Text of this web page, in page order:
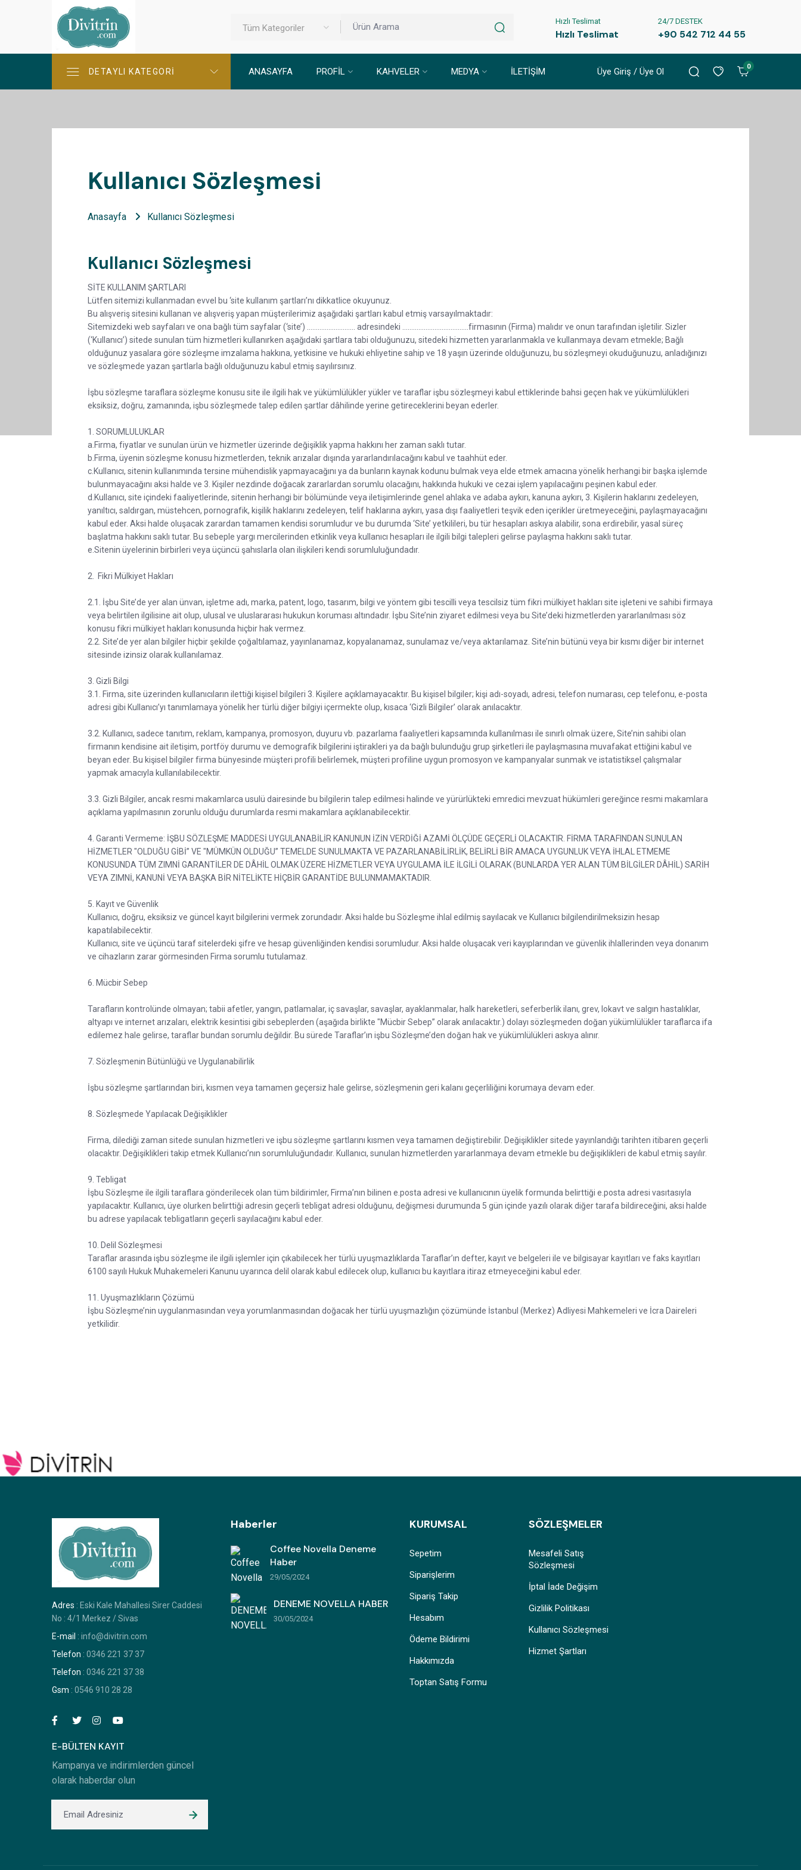
Hızlı Teslimat
Hızlı Teslimat
24/7 DESTEK
+90 542 712 44 55
Tüm Kategoriler
Üye Giriş / Üye Ol 0
DETAYLI KATEGORİ ANASAYFA PROFIL KAHVELER MEDYA İLETİŞİM
Kullanıcı Sözleşmesi
Anasayfa Kullanıcı Sözleşmesi
Kullanıcı Sözleşmesi
SİTE KULLANIM ŞARTLARI
Lütfen sitemizi kullanmadan evvel bu ‘site kullanım şartları’nı dikkatlice okuyunuz.
Bu alışveriş sitesini kullanan ve alışveriş yapan müşterilerimiz aşağıdaki şartları kabul etmiş varsayılmaktadır:
Sitemizdeki web sayfaları ve ona bağlı tüm sayfalar (‘site’) ……………………… adresindeki ……………………………….firmasının (Firma) malıdır ve onun tarafından işletilir. Sizler
(‘Kullanıcı’) sitede sunulan tüm hizmetleri kullanırken aşağıdaki şartlara tabi olduğunuzu, sitedeki hizmetten yararlanmakla ve kullanmaya devam etmekle; Bağlı
olduğunuz yasalara göre sözleşme imzalama hakkına, yetkisine ve hukuki ehliyetine sahip ve 18 yaşın üzerinde olduğunuzu, bu sözleşmeyi okuduğunuzu, anladığınızı
ve sözleşmede yazan şartlarla bağlı olduğunuzu kabul etmiş sayılırsınız.
İşbu sözleşme taraflara sözleşme konusu site ile ilgili hak ve yükümlülükler yükler ve taraflar işbu sözleşmeyi kabul ettiklerinde bahsi geçen hak ve yükümlülükleri
eksiksiz, doğru, zamanında, işbu sözleşmede talep edilen şartlar dâhilinde yerine getireceklerini beyan ederler.
1. SORUMLULUKLAR
a.Firma, fiyatlar ve sunulan ürün ve hizmetler üzerinde değişiklik yapma hakkını her zaman saklı tutar.
b.Firma, üyenin sözleşme konusu hizmetlerden, teknik arızalar dışında yararlandırılacağını kabul ve taahhüt eder.
c.Kullanıcı, sitenin kullanımında tersine mühendislik yapmayacağını ya da bunların kaynak kodunu bulmak veya elde etmek amacına yönelik herhangi bir başka işlemde
bulunmayacağını aksi halde ve 3. Kişiler nezdinde doğacak zararlardan sorumlu olacağını, hakkında hukuki ve cezai işlem yapılacağını peşinen kabul eder.
d.Kullanıcı, site içindeki faaliyetlerinde, sitenin herhangi bir bölümünde veya iletişimlerinde genel ahlaka ve adaba aykırı, kanuna aykırı, 3. Kişilerin haklarını zedeleyen,
yanıltıcı, saldırgan, müstehcen, pornografik, kişilik haklarını zedeleyen, telif haklarına aykırı, yasa dışı faaliyetleri teşvik eden içerikler üretmeyeceğini, paylaşmayacağını
kabul eder. Aksi halde oluşacak zarardan tamamen kendisi sorumludur ve bu durumda ‘Site’ yetkilileri, bu tür hesapları askıya alabilir, sona erdirebilir, yasal süreç
başlatma hakkını saklı tutar. Bu sebeple yargı mercilerinden etkinlik veya kullanıcı hesapları ile ilgili bilgi talepleri gelirse paylaşma hakkını saklı tutar.
e.Sitenin üyelerinin birbirleri veya üçüncü şahıslarla olan ilişkileri kendi sorumluluğundadır.
2. Fikri Mülkiyet Hakları
2.1. İşbu Site’de yer alan ünvan, işletme adı, marka, patent, logo, tasarım, bilgi ve yöntem gibi tescilli veya tescilsiz tüm fikri mülkiyet hakları site işleteni ve sahibi firmaya
veya belirtilen ilgilisine ait olup, ulusal ve uluslararası hukukun koruması altındadır. İşbu Site’nin ziyaret edilmesi veya bu Site’deki hizmetlerden yararlanılması söz
konusu fikri mülkiyet hakları konusunda hiçbir hak vermez.
2.2. Site’de yer alan bilgiler hiçbir şekilde çoğaltılamaz, yayınlanamaz, kopyalanamaz, sunulamaz ve/veya aktarılamaz. Site’nin bütünü veya bir kısmı diğer bir internet
sitesinde izinsiz olarak kullanılamaz.
3. Gizli Bilgi
3.1. Firma, site üzerinden kullanıcıların ilettiği kişisel bilgileri 3. Kişilere açıklamayacaktır. Bu kişisel bilgiler; kişi adı-soyadı, adresi, telefon numarası, cep telefonu, e-posta
adresi gibi Kullanıcı’yı tanımlamaya yönelik her türlü diğer bilgiyi içermekte olup, kısaca ‘Gizli Bilgiler’ olarak anılacaktır.
3.2. Kullanıcı, sadece tanıtım, reklam, kampanya, promosyon, duyuru vb. pazarlama faaliyetleri kapsamında kullanılması ile sınırlı olmak üzere, Site’nin sahibi olan
firmanın kendisine ait iletişim, portföy durumu ve demografik bilgilerini iştirakleri ya da bağlı bulunduğu grup şirketleri ile paylaşmasına muvafakat ettiğini kabul ve
beyan eder. Bu kişisel bilgiler firma bünyesinde müşteri profili belirlemek, müşteri profiline uygun promosyon ve kampanyalar sunmak ve istatistiksel çalışmalar
yapmak amacıyla kullanılabilecektir.
3.3. Gizli Bilgiler, ancak resmi makamlarca usulü dairesinde bu bilgilerin talep edilmesi halinde ve yürürlükteki emredici mevzuat hükümleri gereğince resmi makamlara
açıklama yapılmasının zorunlu olduğu durumlarda resmi makamlara açıklanabilecektir.
4. Garanti Vermeme: İŞBU SÖZLEŞME MADDESİ UYGULANABİLİR KANUNUN İZİN VERDİĞİ AZAMİ ÖLÇÜDE GEÇERLİ OLACAKTIR. FİRMA TARAFINDAN SUNULAN
HİZMETLER "OLDUĞU GİBİ” VE "MÜMKÜN OLDUĞU” TEMELDE SUNULMAKTA VE PAZARLANABİLİRLİK, BELİRLİ BİR AMACA UYGUNLUK VEYA İHLAL ETMEME
KONUSUNDA TÜM ZIMNİ GARANTİLER DE DÂHİL OLMAK ÜZERE HİZMETLER VEYA UYGULAMA İLE İLGİLİ OLARAK (BUNLARDA YER ALAN TÜM BİLGİLER DÂHİL) SARİH
VEYA ZIMNİ, KANUNİ VEYA BAŞKA BİR NİTELİKTE HİÇBİR GARANTİDE BULUNMAMAKTADIR.
5. Kayıt ve Güvenlik
Kullanıcı, doğru, eksiksiz ve güncel kayıt bilgilerini vermek zorundadır. Aksi halde bu Sözleşme ihlal edilmiş sayılacak ve Kullanıcı bilgilendirilmeksizin hesap
kapatılabilecektir.
Kullanıcı, site ve üçüncü taraf sitelerdeki şifre ve hesap güvenliğinden kendisi sorumludur. Aksi halde oluşacak veri kayıplarından ve güvenlik ihlallerinden veya donanım
ve cihazların zarar görmesinden Firma sorumlu tutulamaz.
6. Mücbir Sebep
Tarafların kontrolünde olmayan; tabii afetler, yangın, patlamalar, iç savaşlar, savaşlar, ayaklanmalar, halk hareketleri, seferberlik ilanı, grev, lokavt ve salgın hastalıklar,
altyapı ve internet arızaları, elektrik kesintisi gibi sebeplerden (aşağıda birlikte "Mücbir Sebep” olarak anılacaktır.) dolayı sözleşmeden doğan yükümlülükler taraflarca ifa
edilemez hale gelirse, taraflar bundan sorumlu değildir. Bu sürede Taraflar’ın işbu Sözleşme’den doğan hak ve yükümlülükleri askıya alınır.
7. Sözleşmenin Bütünlüğü ve Uygulanabilirlik
İşbu sözleşme şartlarından biri, kısmen veya tamamen geçersiz hale gelirse, sözleşmenin geri kalanı geçerliliğini korumaya devam eder.
8. Sözleşmede Yapılacak Değişiklikler
Firma, dilediği zaman sitede sunulan hizmetleri ve işbu sözleşme şartlarını kısmen veya tamamen değiştirebilir. Değişiklikler sitede yayınlandığı tarihten itibaren geçerli
olacaktır. Değişiklikleri takip etmek Kullanıcı’nın sorumluluğundadır. Kullanıcı, sunulan hizmetlerden yararlanmaya devam etmekle bu değişiklikleri de kabul etmiş sayılır.
9. Tebligat
İşbu Sözleşme ile ilgili taraflara gönderilecek olan tüm bildirimler, Firma’nın bilinen e.posta adresi ve kullanıcının üyelik formunda belirttiği e.posta adresi vasıtasıyla
yapılacaktır. Kullanıcı, üye olurken belirttiği adresin geçerli tebligat adresi olduğunu, değişmesi durumunda 5 gün içinde yazılı olarak diğer tarafa bildireceğini, aksi halde
bu adrese yapılacak tebligatların geçerli sayılacağını kabul eder.
10. Delil Sözleşmesi
Taraflar arasında işbu sözleşme ile ilgili işlemler için çıkabilecek her türlü uyuşmazlıklarda Taraflar’ın defter, kayıt ve belgeleri ile ve bilgisayar kayıtları ve faks kayıtları
6100 sayılı Hukuk Muhakemeleri Kanunu uyarınca delil olarak kabul edilecek olup, kullanıcı bu kayıtlara itiraz etmeyeceğini kabul eder.
11. Uyuşmazlıkların Çözümü
İşbu Sözleşme’nin uygulanmasından veya yorumlanmasından doğacak her türlü uyuşmazlığın çözümünde İstanbul (Merkez) Adliyesi Mahkemeleri ve İcra Daireleri
yetkilidir.
Adres : Eski Kale Mahallesi Sirer Caddesi
No : 4/1 Merkez / Sivas
E-mail : info@divitrin.com
Telefon : 0346 221 37 37
Telefon : 0346 221 37 38
Gsm : 0546 910 28 28
E-BÜLTEN KAYIT
Kampanya ve indirimlerden güncel
olarak haberdar olun
Haberler
Coffee Novella Deneme
Haber
29/05/2024
DENEME NOVELLA HABER
30/05/2024
KURUMSAL
Sepetim
Siparişlerim
Sipariş Takip
Hesabım
Ödeme Bildirimi
Hakkımızda
Toptan Satış Formu
SÖZLEŞMELER
Mesafeli Satış
Sözleşmesi
İptal İade Değişim
Gizlilik Politikası
Kullanıcı Sözleşmesi
Hizmet Şartları